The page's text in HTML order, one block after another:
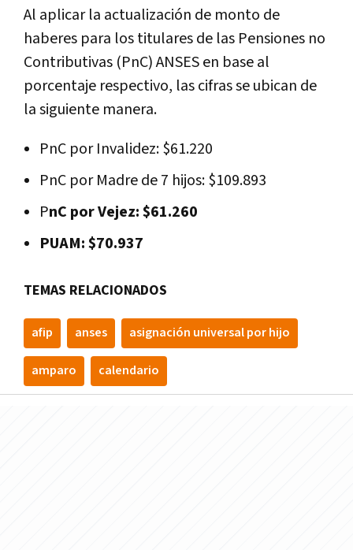
Al aplicar la actualización de monto de
haberes para los titulares de las Pensiones no
Contributivas (PnC) ANSES en base al
porcentaje respectivo, las cifras se ubican de
la siguiente manera.
PnC por Invalidez: $61.220
PnC por Madre de 7 hijos: $109.893
PnC por Vejez: $61.260
PUAM: $70.937
TEMAS RELACIONADOS
afip anses asignación universal por hijo
amparo calendario